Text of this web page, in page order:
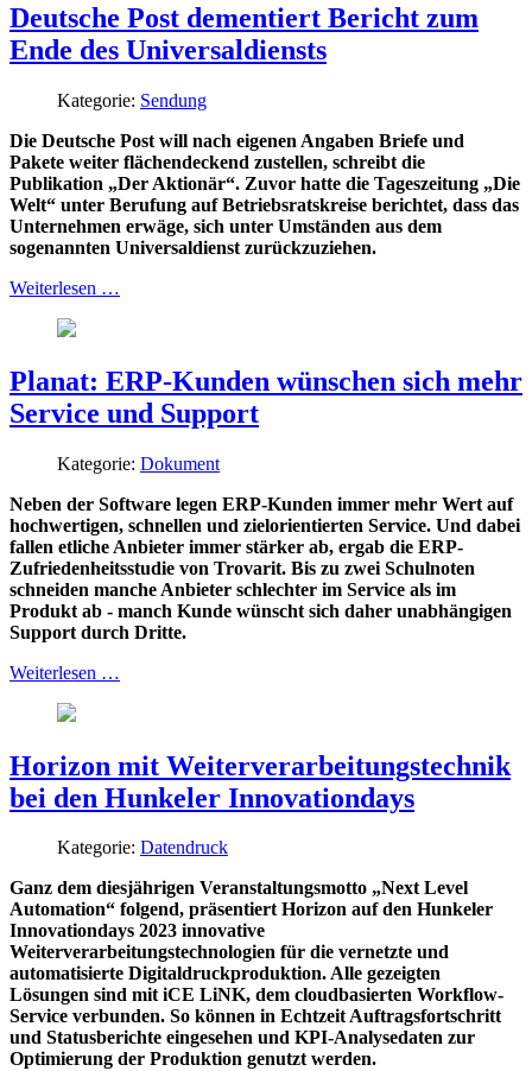
Deutsche Post dementiert Bericht zum
Ende des Universaldiensts
Kategorie: Sendung
Die Deutsche Post will nach eigenen Angaben Briefe und
Pakete weiter flächendeckend zustellen, schreibt die
Publikation „Der Aktionär“. Zuvor hatte die Tageszeitung „Die
Welt“ unter Berufung auf Betriebsratskreise berichtet, dass das
Unternehmen erwäge, sich unter Umständen aus dem
sogenannten Universaldienst zurückzuziehen.
Weiterlesen …
Planat: ERP-Kunden wünschen sich mehr
Service und Support
Kategorie: Dokument
Neben der Software legen ERP-Kunden immer mehr Wert auf
hochwertigen, schnellen und zielorientierten Service. Und dabei
fallen etliche Anbieter immer stärker ab, ergab die ERP-
Zufriedenheitsstudie von Trovarit. Bis zu zwei Schulnoten
schneiden manche Anbieter schlechter im Service als im
Produkt ab - manch Kunde wünscht sich daher unabhängigen
Support durch Dritte.
Weiterlesen …
Horizon mit Weiterverarbeitungstechnik
bei den Hunkeler Innovationdays
Kategorie: Datendruck
Ganz dem diesjährigen Veranstaltungsmotto „Next Level
Automation“ folgend, präsentiert Horizon auf den Hunkeler
Innovationdays 2023 innovative
Weiterverarbeitungstechnologien für die vernetzte und
automatisierte Digitaldruckproduktion. Alle gezeigten
Lösungen sind mit iCE LiNK, dem cloudbasierten Workflow-
Service verbunden. So können in Echtzeit Auftragsfortschritt
und Statusberichte eingesehen und KPI-Analysedaten zur
Optimierung der Produktion genutzt werden.